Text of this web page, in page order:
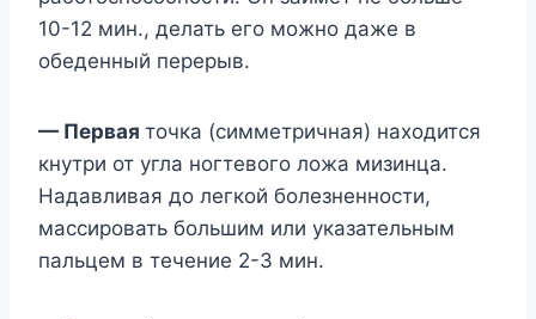
10-12 мин., делать его можно даже в
обеденный перерыв.
— Первая точка (симметричная) находится
кнутри от угла ногтевого ложа мизинца.
Надавливая до легкой болезненности,
массировать большим или указательным
пальцем в течение 2-3 мин.